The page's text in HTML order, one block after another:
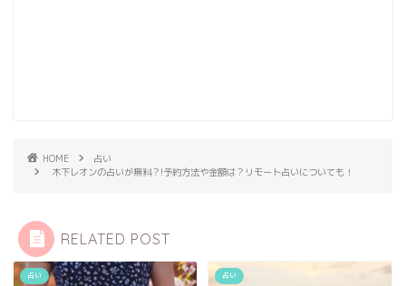
HOME
占い
木下レオンの占いが無料？!予約方法や金額は？リモート占いについても！
RELATED POST
占い 占い